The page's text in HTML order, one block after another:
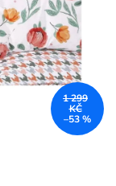
1 299
KČ
–53 %